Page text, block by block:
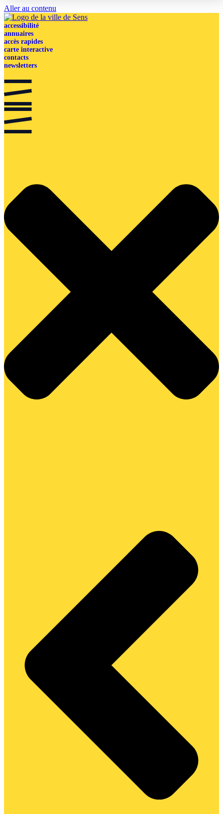
Aller au contenu
accessibilité
annuaires
accès rapides
carte interactive
contacts
newsletters